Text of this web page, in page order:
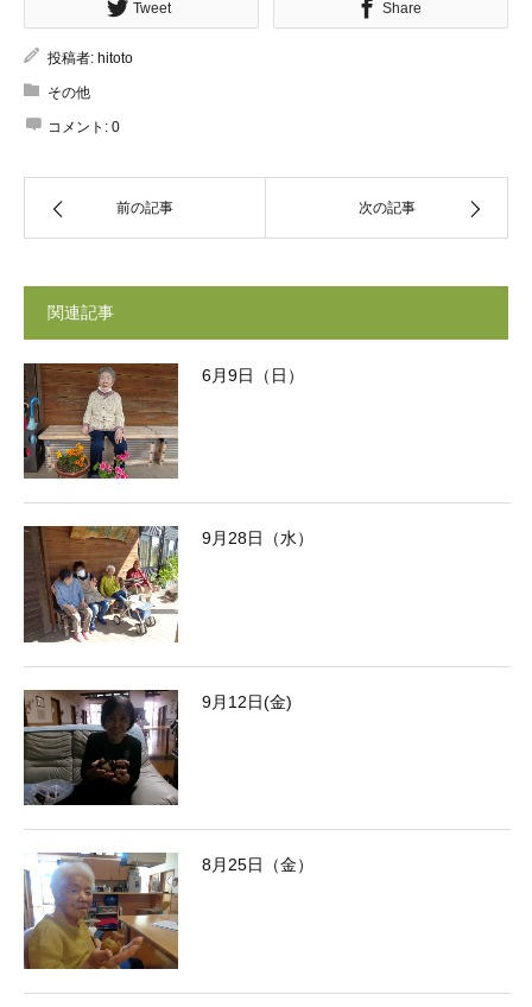
Tweet Share
投稿者: hitoto
その他
コメント: 0
前の記事 次の記事
関連記事
6月9日（日）
9月28日（水）
9月12日(金)
8月25日（金）